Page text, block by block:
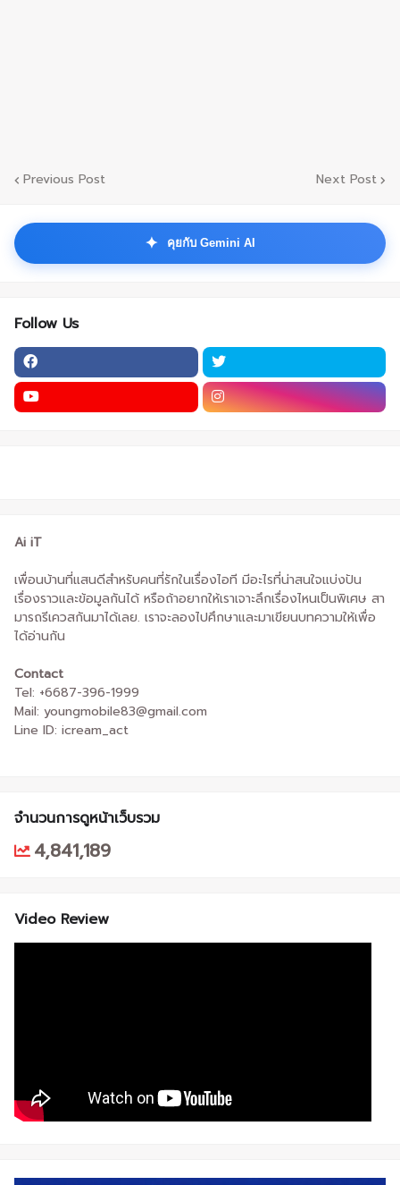
Previous Post Next Post
✦ คุยกับ Gemini AI
Follow Us
Ai iT
เพื่อนบ้านที่แสนดีสำหรับคนที่รักในเรื่องไอที มีอะไรที่น่าสนใจแบ่งปัน
เรื่องราวและข้อมูลกันได้ หรือถ้าอยากให้เราเจาะลึกเรื่องไหนเป็นพิเศษ สา
มารถรีเควสกันมาได้เลย. เราจะลองไปศึกษาและมาเขียนบทความให้เพื่อ
ได้อ่านกัน
Contact
Tel: +6687-396-1999
Mail: youngmobile83@gmail.com
Line ID: icream_act
จำนวนการดูหน้าเว็บรวม
4,841,189
Video Review